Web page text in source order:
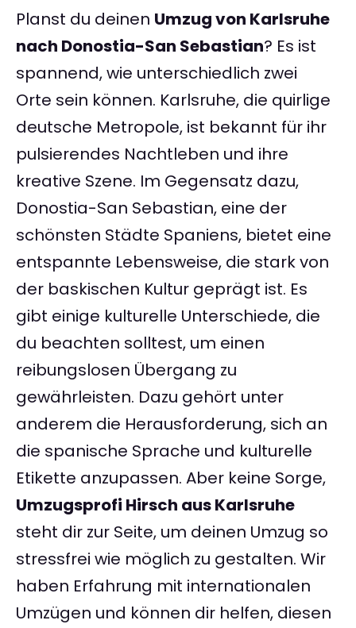
Planst du deinen Umzug von Karlsruhe
nach Donostia-San Sebastian? Es ist
spannend, wie unterschiedlich zwei
Orte sein können. Karlsruhe, die quirlige
deutsche Metropole, ist bekannt für ihr
pulsierendes Nachtleben und ihre
kreative Szene. Im Gegensatz dazu,
Donostia-San Sebastian, eine der
schönsten Städte Spaniens, bietet eine
entspannte Lebensweise, die stark von
der baskischen Kultur geprägt ist. Es
gibt einige kulturelle Unterschiede, die
du beachten solltest, um einen
reibungslosen Übergang zu
gewährleisten. Dazu gehört unter
anderem die Herausforderung, sich an
die spanische Sprache und kulturelle
Etikette anzupassen. Aber keine Sorge,
Umzugsprofi Hirsch aus Karlsruhe
steht dir zur Seite, um deinen Umzug so
stressfrei wie möglich zu gestalten. Wir
haben Erfahrung mit internationalen
Umzügen und können dir helfen, diesen